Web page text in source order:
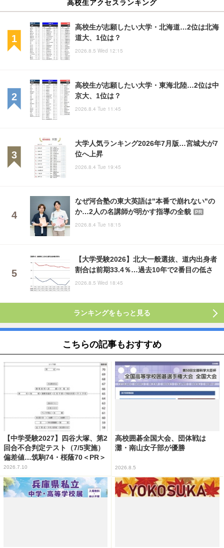
高校生アクセスランキング
高校生が志願したい大学・北海道…2位は北海
道大、1位は？
2026.8.5 Wed 12:15
高校生が志願したい大学・東海北陸…2位は中
京大、1位は？
2026.8.4 Tue 11:45
大学人気ランキング2026年7月版…宮城大が7
位へ上昇
2026.8.4 Tue 19:45
なぜ河合塾の東大英語は"本番で崩れない"の
か…2人の名講師が明かす指導の全貌
PR
2026.8.4 Tue 18:15
【大学受験2026】北大一般選抜、道内出身者
割合は前期33.4％…過去10年で2番目の低さ
2026.8.5 Wed 18:45
ランキングをもっと見る
こちらの記事もおすすめ
【中学受験2027】四谷大塚、第2
回合不合判定テスト（7/5実施）
偏差値…筑駒74・桜蔭70＜PR＞
2026.7.10
高校囲碁全国大会、団体戦は
灘・南山女子部が優勝
2026.8.5